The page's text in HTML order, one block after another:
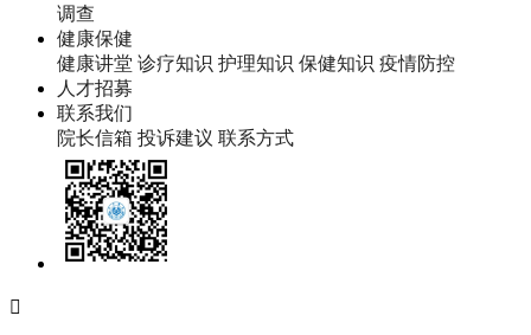
调查
健康保健
健康讲堂 诊疗知识 护理知识 保健知识 疫情防控
人才招募
联系我们
院长信箱 投诉建议 联系方式
